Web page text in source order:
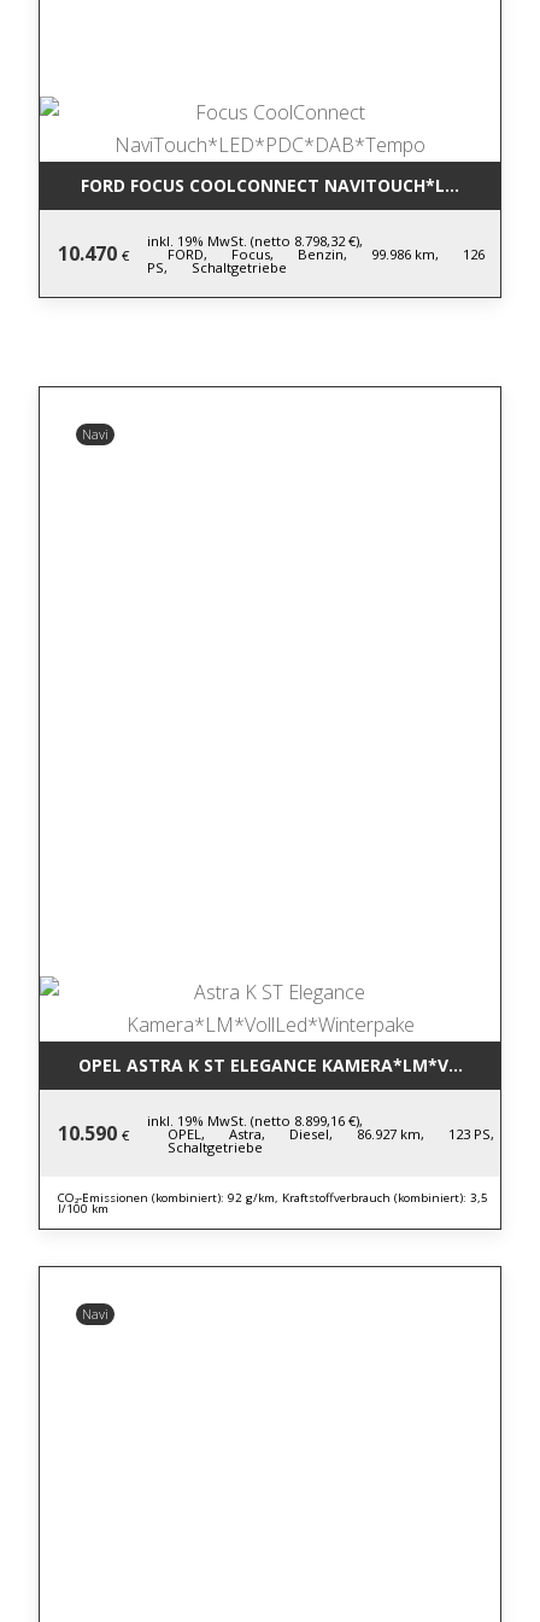
FORD FOCUS COOLCONNECT
10.470 €
inkl. 19% MwSt. (netto 8.798,32 €),
FORD, Focus, Benzin, 99.986 km, 126
PS, Schaltgetriebe
Navi
OPEL ASTRA K ST ELEGANCE
10.590 €
inkl. 19% MwSt. (netto 8.899,16 €),
OPEL, Astra, Diesel, 86.927 km, 123 PS,
Schaltgetriebe
CO₂-Emissionen (kombiniert): 92 g/km, Kraftstoffverbrauch (kombiniert): 3,5
l/100 km
Navi